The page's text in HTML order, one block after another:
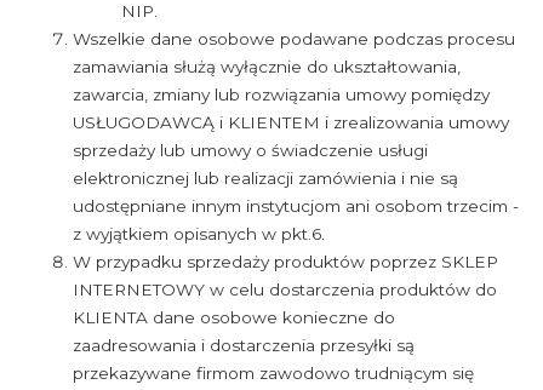
NIP.
Wszelkie dane osobowe podawane podczas procesu
zamawiania służą wyłącznie do ukształtowania,
zawarcia, zmiany lub rozwiązania umowy pomiędzy
USŁUGODAWCĄ i KLIENTEM i zrealizowania umowy
sprzedaży lub umowy o świadczenie usługi
elektronicznej lub realizacji zamówienia i nie są
udostępniane innym instytucjom ani osobom trzecim -
z wyjątkiem opisanych w pkt.6.
W przypadku sprzedaży produktów poprzez SKLEP
INTERNETOWY w celu dostarczenia produktów do
KLIENTA dane osobowe konieczne do
zaadresowania i dostarczenia przesyłki są
przekazywane firmom zawodowo trudniącym się